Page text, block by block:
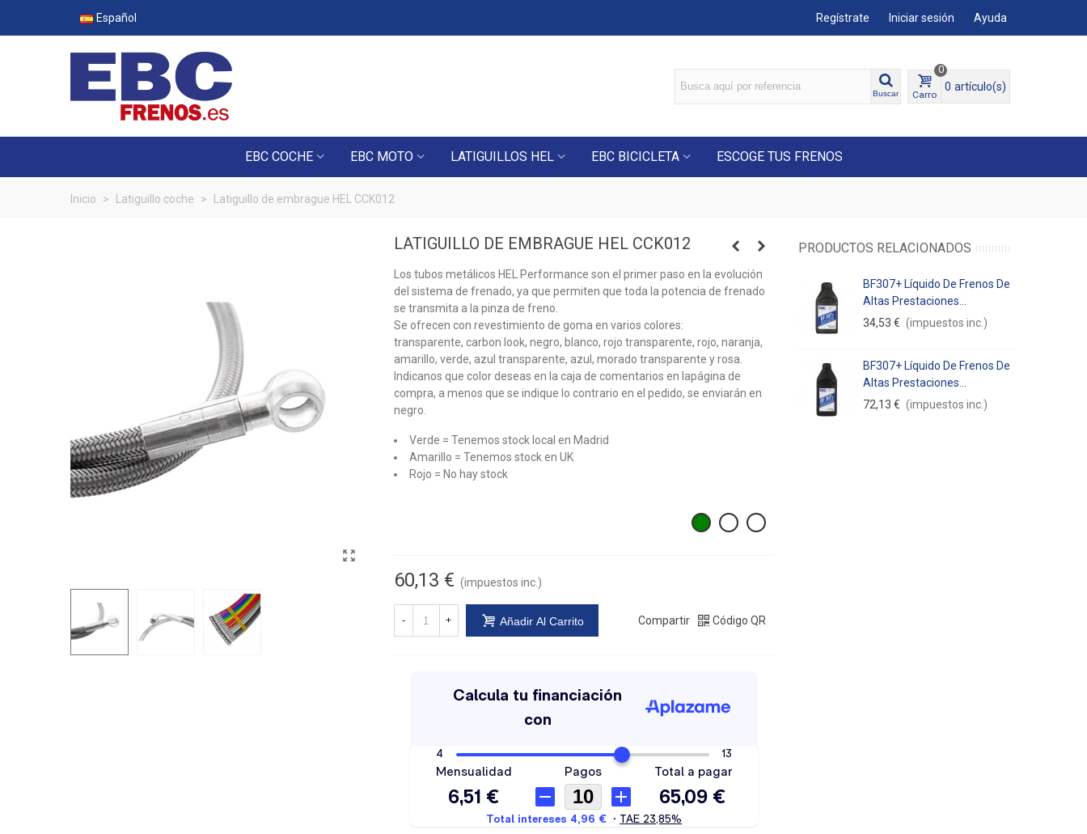
Español Regístrate Iniciar sesión Ayuda
Buscar Carro
0
0 artículo(s)
EBC COCHE EBC MOTO LATIGUILLOS HEL EBC BICICLETA ESCOGE TUS FRENOS
Inicio > Latiguillo coche > Latiguillo de embrague HEL CCK012
LATIGUILLO DE EMBRAGUE HEL CCK012
Los tubos metálicos HEL Performance son el primer paso en la evolución
del sistema de frenado, ya que permiten que toda la potencia de frenado
se transmita a la pinza de freno.
Se ofrecen con revestimiento de goma en varios colores:
transparente, carbon look, negro, blanco, rojo transparente, rojo, naranja,
amarillo, verde, azul transparente, azul, morado transparente y rosa.
Indicanos que color deseas en la caja de comentarios en lapágina de
compra, a menos que se indique lo contrario en el pedido, se enviarán en
negro.
Verde = Tenemos stock local en Madrid
Amarillo = Tenemos stock en UK
Rojo = No hay stock
60,13 € (impuestos inc.)
- + Añadir Al Carrito Compartir Código QR
PRODUCTOS RELACIONADOS
BF307+ Líquido De Frenos De
Altas Prestaciones...
34,53 € (impuestos inc.)
BF307+ Líquido De Frenos De
Altas Prestaciones...
72,13 € (impuestos inc.)